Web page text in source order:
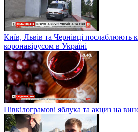
Київ, Львів та Чернівці послаблюють
коронавірусом в Україні
Півкілограмові яблука та акциз на